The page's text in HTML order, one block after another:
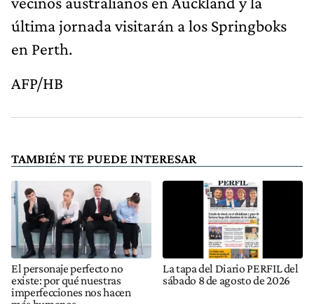
última jornada visitarán a los Springboks
en Perth.
AFP/HB
TAMBIÉN TE PUEDE INTERESAR
El personaje perfecto no
existe: por qué nuestras
imperfecciones nos hacen
La tapa del Diario PERFIL del
sábado 8 de agosto de 2026